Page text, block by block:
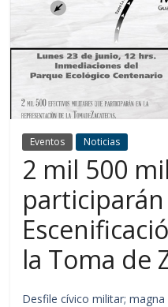
Eventos Noticias
2 mil 500
la Toma de
Desfile cívico militar;